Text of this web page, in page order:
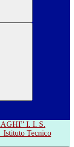
I. I. S.
Istituto Tecnico